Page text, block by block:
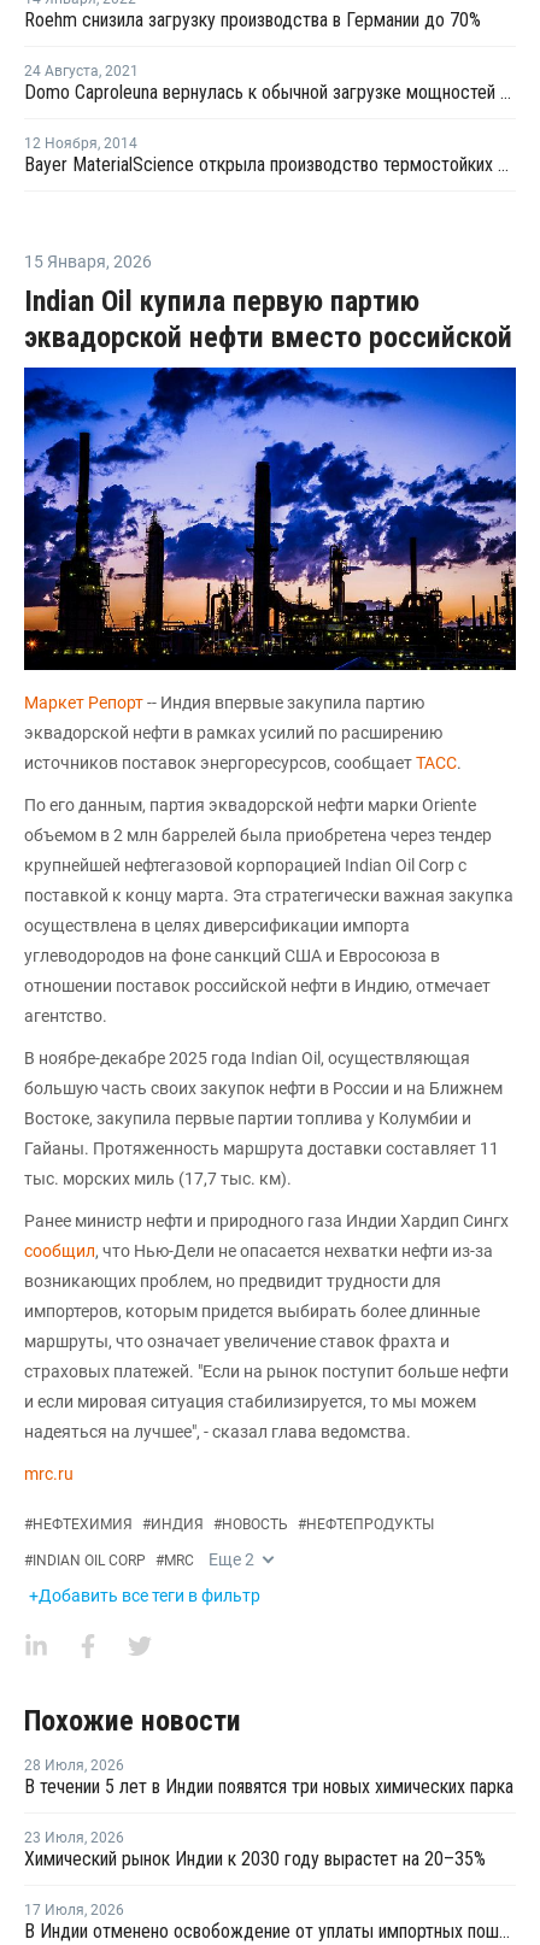
Roehm снизила загрузку производства в Германии до 70%
24 Августа, 2021
Domo Caproleuna вернулась к обычной загрузке мощностей на заводе по выпуску фенола и ацетона в Германии
12 Ноября, 2014
Bayer MaterialScience открыла производство термостойких пластиков в Германии
15 Января, 2026
Indian Oil купила первую партию
эквадорской нефти вместо российской
Маркет Репорт-- Индия впервые закупила партию
эквадорской нефти в рамках усилий по расширению
источников поставок энергоресурсов, сообщаетТАСС.
По его данным, партия эквадорской нефти марки Orientе
объемом в 2 млн баррелей была приобретена через тендер
крупнейшей нефтегазовой корпорацией Indian Оil Corp с
поставкой к концу марта. Эта стратегически важная закупка
осуществлена в целях диверсификации импорта
углеводородов на фоне санкций США и Евросоюза в
отношении поставок российской нефти в Индию, отмечает
агентство.
В ноябре-декабре 2025 года Indian Oil, осуществляющая
большую часть своих закупок нефти в России и на Ближнем
Востоке, закупила первые партии топлива у Колумбии и
Гайаны. Протяженность маршрута доставки составляет 11
тыс. морских миль (17,7 тыс. км).
Ранее министр нефти и природного газа Индии Хардип Сингх
сообщил, что Нью-Дели не опасается нехватки нефти из-за
возникающих проблем, но предвидит трудности для
импортеров, которым придется выбирать более длинные
маршруты, что означает увеличение ставок фрахта и
страховых платежей. "Если на рынок поступит больше нефти
и если мировая ситуация стабилизируется, то мы можем
надеяться на лучшее", - сказал глава ведомства.
mrc.ru
#НЕФТЕХИМИЯ #ИНДИЯ #НОВОСТЬ #НЕФТЕПРОДУКТЫ
#INDIAN OIL CORP #MRC Еще2
+Добавить все теги в фильтр
Похожие новости
28 Июля, 2026
В течении 5 лет в Индии появятся три новых химических парка
23 Июля, 2026
Химический рынок Индии к 2030 году вырастет на 20–35%
17 Июля, 2026
В Индии отменено освобождение от уплаты импортных пошлин на нефтехимическую продукцию